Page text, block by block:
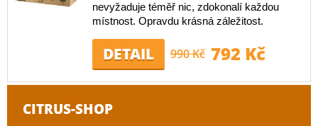
nevyžaduje téměř nic, zdokonalí každou
místnost. Opravdu krásná záležitost.
DETAIL 990 Kč 792 Kč
CITRUS-SHOP